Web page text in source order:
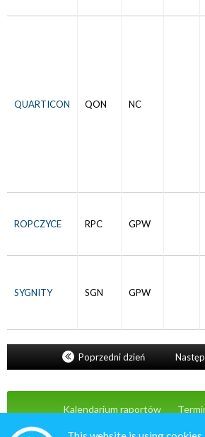
QUARTICON QON NC
ROPCZYCE RPC GPW
SYGNITY SGN GPW
Poprzedni dzień
Kalendarium raportów